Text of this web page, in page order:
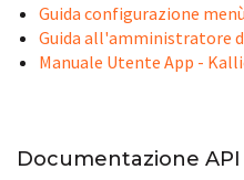
Guida configurazione
Guida all'amministratore
Manuale Utente App -
Documentazione